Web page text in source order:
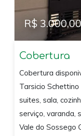
R$
Cobertura
Cobertura
Tarsicio
suites, sala,
serviço, varanda,
Vale do Sossego